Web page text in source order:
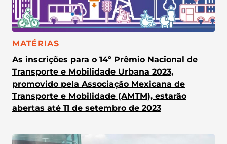
CATEGORIA:
MATÉRIAS
As inscrições para o 14º Prêmio Nacional de
Transporte e Mobilidade Urbana 2023,
promovido pela Associação Mexicana de
Transporte e Mobilidade (AMTM), estarão
abertas até 11 de setembro de 2023